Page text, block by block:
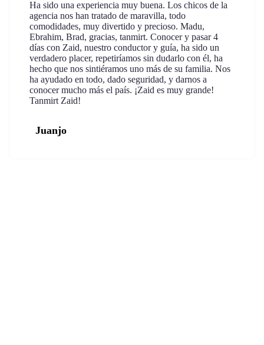
Ha sido una experiencia muy buena. Los chicos de la
agencia nos han tratado de maravilla, todo
comodidades, muy divertido y precioso. Madu,
Ebrahim, Brad, gracias, tanmirt. Conocer y pasar 4
días con Zaid, nuestro conductor y guía, ha sido un
verdadero placer, repetiríamos sin dudarlo con él, ha
hecho que nos sintiéramos uno más de su familia. Nos
ha ayudado en todo, dado seguridad, y darnos a
conocer mucho más el país. ¡Zaid es muy grande!
Tanmirt Zaid!
Juanjo